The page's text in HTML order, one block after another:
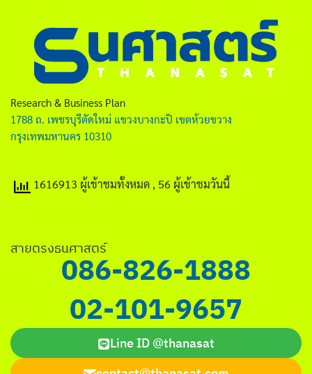
ไทย
English
Research & Business Plan
1788 ถ. เพชรบุรีตัดใหม่ แขวงบางกะปิ เขตห้วยขวาง
กรุงเทพมหานคร 10310
1616913 ผู้เข้าชมทั้งหมด , 56 ผู้เข้าชมวันนี้
สายตรงธนศาสตร์
086-826-1888
02-101-9657
Line ID @thanasat